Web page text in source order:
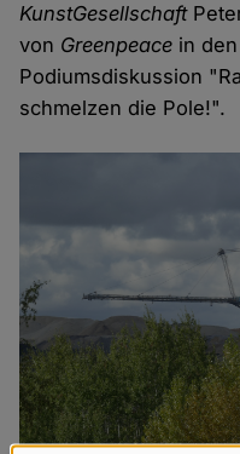
KunstGesellschaft
von Greenpeace in
Podiumsdiskussion
schmelzen die Pole!".